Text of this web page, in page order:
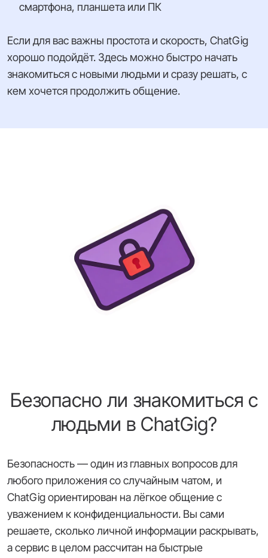
смартфона, планшета или ПК
Если для вас важны простота и скорость, ChatGig
хорошо подойдёт. Здесь можно быстро начать
знакомиться с новыми людьми и сразу решать, с
кем хочется продолжить общение.
Безопасно ли знакомиться с
людьми в ChatGig?
Безопасность — один из главных вопросов для
любого приложения со случайным чатом, и
ChatGig ориентирован на лёгкое общение с
уважением к конфиденциальности. Вы сами
решаете, сколько личной информации раскрывать,
а сервис в целом рассчитан на быстрые